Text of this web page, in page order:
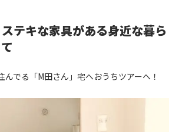
ステキな家具がある身近な暮ら
んでる「M田さん」宅へおうちツアーへ！